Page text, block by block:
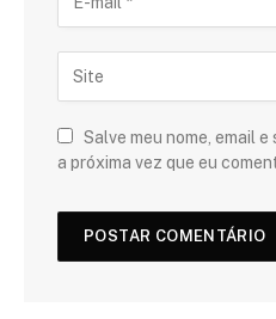
Salve meu nome, email
a próxima vez que eu